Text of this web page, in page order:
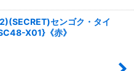
センゴク・タイ
X01}《赤》